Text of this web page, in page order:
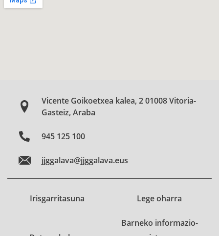
Vicente Goikoetxea kalea, 2 01008 Vitoria-
Gasteiz, Araba
945 125 100
jjggalava@jjggalava.eus
Irisgarritasuna Lege oharra
Barneko informazio-